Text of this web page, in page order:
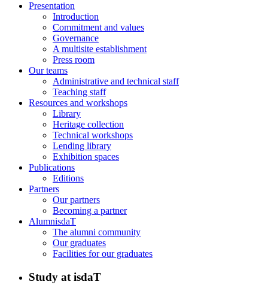
Presentation
Introduction
Commitment and values
Governance
A multisite establishment
Press room
Our teams
Administrative and technical staff
Teaching staff
Resources and workshops
Library
Heritage collection
Technical workshops
Lending library
Exhibition spaces
Publications
Editions
Partners
Our partners
Becoming a partner
AlumnisdaT
The alumni community
Our graduates
Facilities for our graduates
Study at isdaT